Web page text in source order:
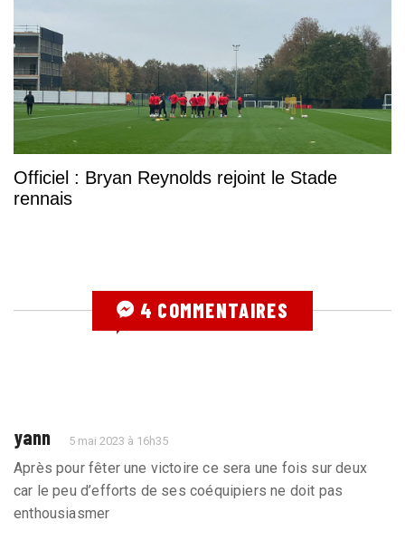
Officiel : Bryan Reynolds rejoint le Stade
rennais
4 COMMENTAIRES
yann 5 mai 2023 à 16h35
Après pour fêter une victoire ce sera une fois sur deux
car le peu d’efforts de ses coéquipiers ne doit pas
enthousiasmer